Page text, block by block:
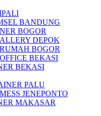
BANDUNG
BOGOR
DEPOK
BOGOR
BEKASI
BEKASI
PALU
JENEPONTO
MAKASAR